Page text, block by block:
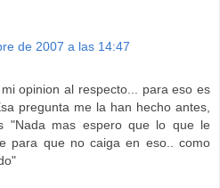
de 2007 a las 14:47
opinion al respecto... para eso es
pregunta me la han hecho antes,
"Nada mas espero que lo que le
para que no caiga en eso.. como